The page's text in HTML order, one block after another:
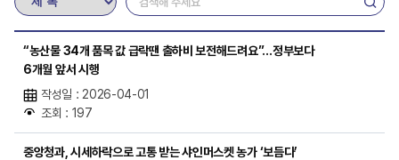
“농산물 34개 품목 값 급락땐 출하비 보전해드려요”…정부보다
6개월 앞서 시행
작성일 : 2026-04-01
조회 : 197
중앙청과, 시세하락으로 고통 받는 샤인머스켓 농가 ‘보듬다’